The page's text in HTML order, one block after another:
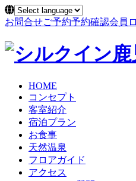
お問合せご予約予約確認会員
HOME
コンセプト
客室紹介
宿泊プラン
お食事
天然温泉
フロアガイド
アクセス